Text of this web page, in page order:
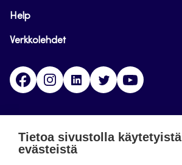
Help
Verkkolehdet
FacebookInstagramLinkedinTwitter
Tietoa sivustolla käytetyistä
evästeistä